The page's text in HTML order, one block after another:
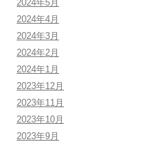
2024年5月
2024年4月
2024年3月
2024年2月
2024年1月
2023年12月
2023年11月
2023年10月
2023年9月